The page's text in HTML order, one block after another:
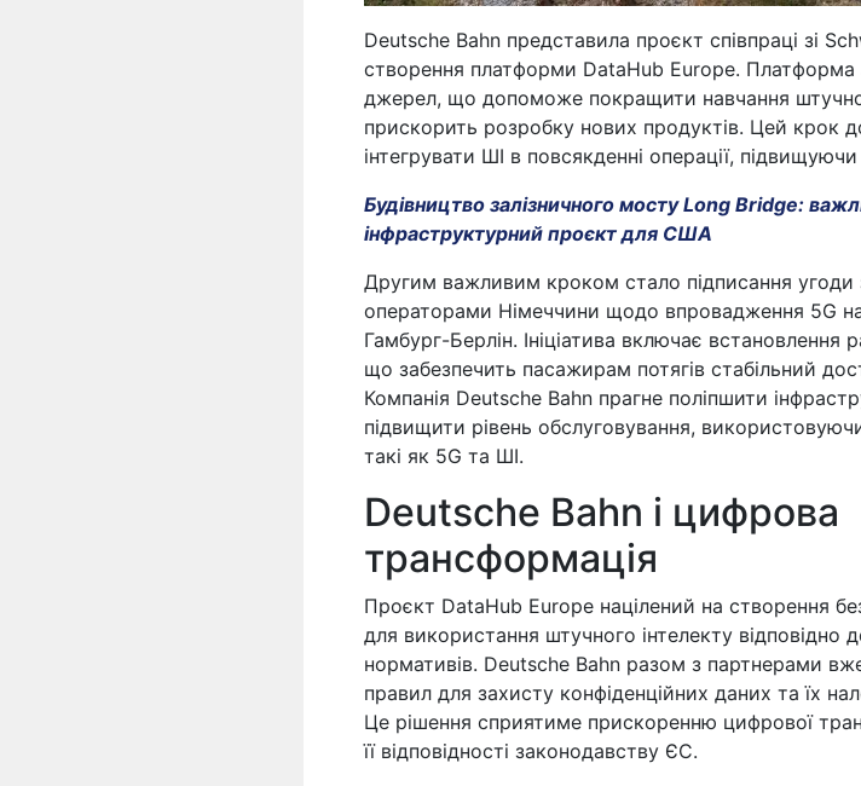
Deutsche Bahn представила проєкт співпраці зі
створення платформи DataHub Europe. Платформа
джерел, що допоможе покращити навчання
прискорить розробку нових продуктів. Цей крок
інтегрувати ШІ в повсякденні операції,
Будівництво залізничного мосту Long Bridge:
інфраструктурний проєкт для США
Другим важливим кроком стало підписання угоди
операторами Німеччини щодо впровадження 5G на
Гамбург-Берлін. Ініціатива включає встановлення
що забезпечить пасажирам потягів стабільний
Компанія Deutsche Bahn прагне поліпшити
підвищити рівень обслуговування, використовуючи
такі як 5G та ШІ.
Deutsche Bahn і цифрова
трансформація
Проєкт DataHub Europe націлений на створення
для використання штучного інтелекту відповідно
нормативів. Deutsche Bahn разом з партнерами
правил для захисту конфіденційних даних та їх
Це рішення сприятиме прискоренню цифрової
її відповідності законодавству ЄС.